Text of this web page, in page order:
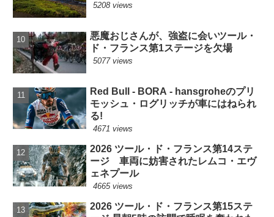
5208 views
悪魔おじさんが、強盗に会いツール・
ド・フランス第1ステージを欠場
5077 views
Red Bull - BORA - hansgroheのプリ
モッシュ・ログリッチが車にはねられ
る!
4671 views
2026 ツール・ド・フランス第14ステ
ージ 車両に妨害されたレムコ・エヴ
ェネプール
4665 views
2026 ツール・ド・フランス第15ステ